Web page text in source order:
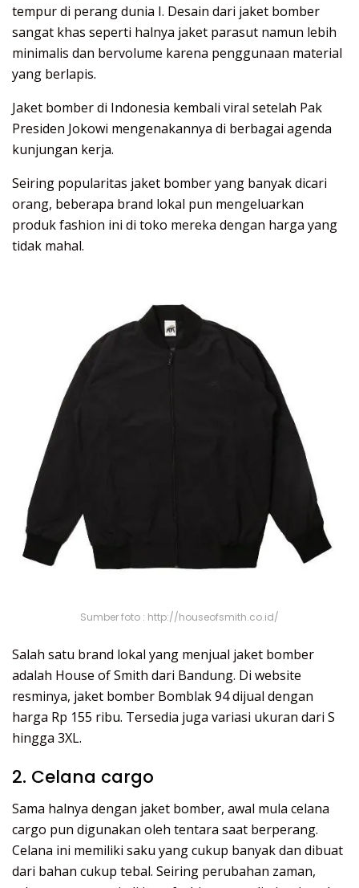
tempur di perang dunia I. Desain dari jaket bomber
sangat khas seperti halnya jaket parasut namun lebih
minimalis dan bervolume karena penggunaan material
yang berlapis.
Jaket bomber di Indonesia kembali viral setelah Pak
Presiden Jokowi mengenakannya di berbagai agenda
kunjungan kerja.
Seiring popularitas jaket bomber yang banyak dicari
orang, beberapa brand lokal pun mengeluarkan
produk fashion ini di toko mereka dengan harga yang
tidak mahal.
Sumber foto : http://houseofsmith.co.id/
Salah satu brand lokal yang menjual jaket bomber
adalah House of Smith dari Bandung. Di website
resminya, jaket bomber Bomblak 94 dijual dengan
harga Rp 155 ribu. Tersedia juga variasi ukuran dari S
hingga 3XL.
2. Celana cargo
Sama halnya dengan jaket bomber, awal mula celana
cargo pun digunakan oleh tentara saat berperang.
Celana ini memiliki saku yang cukup banyak dan dibuat
dari bahan cukup tebal. Seiring perubahan zaman,